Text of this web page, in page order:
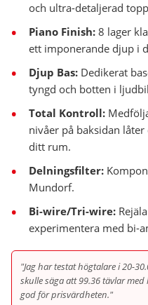
och ultra-detaljerad
Piano Finish: 8 lager
ett imponerande djup i
Djup Bas: Dedikerat
tyngd och botten i
Total Kontroll:
nivåer på baksidan
ditt rum.
Delningsfilter:
Mundorf.
Bi-wire/Tri-wire:
experimentera med bi-
"Jag har testat högtalare i 20-
skulle säga att 99.36 tävlar
god för prisvärdheten."